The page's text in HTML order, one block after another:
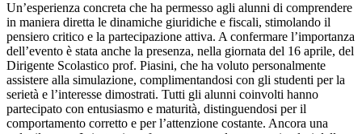
Un’esperienza concreta che ha permesso agli alunni di comprendere
in maniera diretta le dinamiche giuridiche e fiscali, stimolando il
pensiero critico e la partecipazione attiva. A confermare l’importanza
dell’evento è stata anche la presenza, nella giornata del 16 aprile, del
Dirigente Scolastico prof. Piasini, che ha voluto personalmente
assistere alla simulazione, complimentandosi con gli studenti per la
serietà e l’interesse dimostrati. Tutti gli alunni coinvolti hanno
partecipato con entusiasmo e maturità, distinguendosi per il
comportamento corretto e per l’attenzione costante. Ancora una